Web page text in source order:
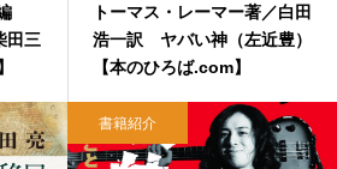
田三
トーマス・レーマー著／白田
浩一訳 ヤバい神（左近豊）
【本のひろば.com】
書籍紹介